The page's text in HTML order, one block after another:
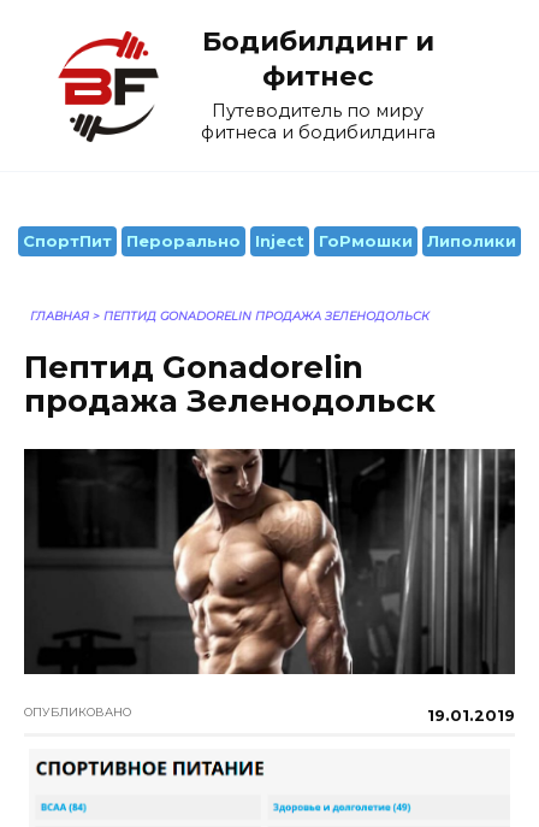
содержанию
Бодибилдинг и
фитнес
Путеводитель по миру
фитнеса и бодибилдинга
СпортПит Перорально Inject ГоРмошки Липолики
ГЛАВНАЯ > ПЕПТИД GONADORELIN ПРОДАЖА ЗЕЛЕНОДОЛЬСК
Пептид Gonadorelin
продажа Зеленодольск
ОПУБЛИКОВАНО 19.01.2019